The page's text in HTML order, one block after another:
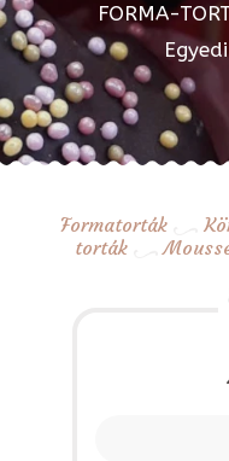
FORMA-
Formatorták
torták